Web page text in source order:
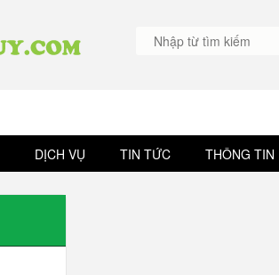
DỊCH VỤ TIN TỨC THÔNG TIN